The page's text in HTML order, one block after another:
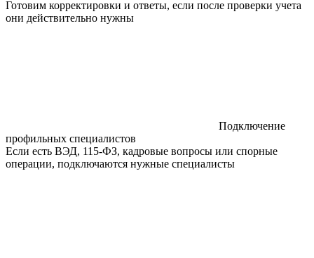
Готовим корректировки и ответы, если после проверки учета
они действительно нужны
Подключение
профильных специалистов
Если есть ВЭД, 115-ФЗ, кадровые вопросы или спорные
операции, подключаются нужные специалисты